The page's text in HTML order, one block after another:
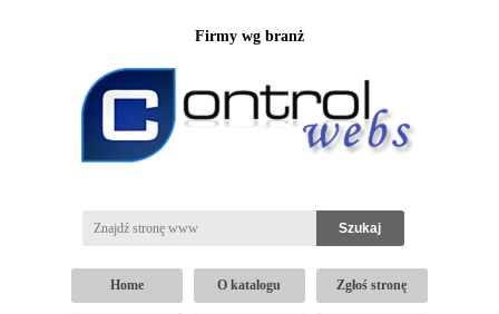
Firmy wg branż
Home O katalogu Zgłoś stronę